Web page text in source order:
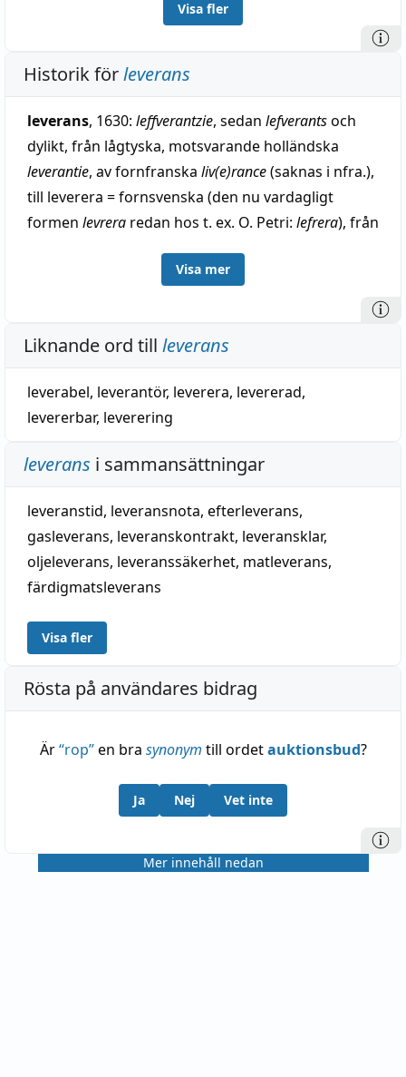
Visa fler
Historik förleverans
leverans, 1630: leffverantzie, sedan lefverantsoch
dylikt, från lågtyska, motsvarande holländska
leverantie, av fornfranska liv(e)rance(saknas i nfra.),
till leverera = fornsvenska (den nu vardagligt
formen levrera redan hos t. ex. O. Petri: lefrera), från
), medellågtyska
lossa, tilllīber, fri; jämför livré. — Leverantör, 1791:
eur, till äldrelefverant, 1730 = nyhögtyskalieferant;
saknas i fra.
Visa mer
Liknande ord till leverans
leverabel, leverantör, leverera, levererad,
levererbar, leverering
leverans i sammansättningar
leveranstid, leveransnota, efterleverans,
gasleverans, leveranskontrakt, leveransklar,
oljeleverans, leveranssäkerhet, matleverans,
färdigmatsleverans
Visa fler
Rösta på användares bidrag
Är“rop”en bra synonym till ordetauktionsbud?
Ja Nej Vet inte
Mer innehåll nedan